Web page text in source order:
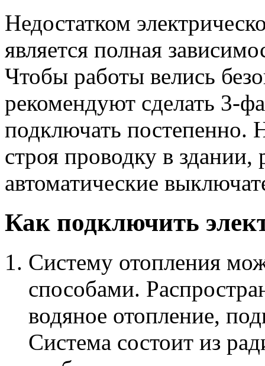
Недостатком
является полная
Чтобы работы велись
рекомендуют сделать 3-
подключать постепенно.
строя проводку в
автоматические
Как подключить
Систему отопления
способами.
водяное отопление,
Система состоит из